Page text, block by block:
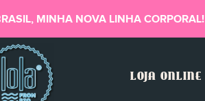
MINHA NOVA LINHA CORPORAL!
LOJA ONLINE